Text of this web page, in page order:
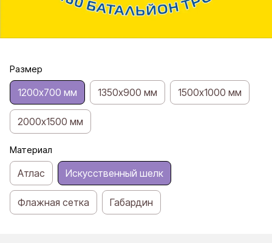
Размер
1200х700 мм 1350х900 мм 1500х1000 мм
2000х1500 мм
Материал
Атлас Искусственный шелк
Флажная сетка Габардин